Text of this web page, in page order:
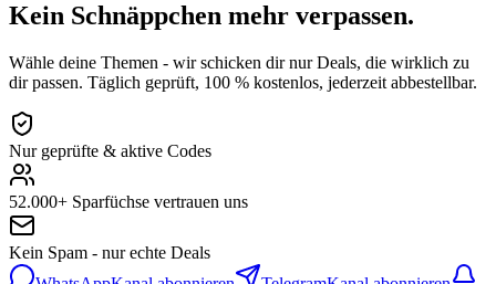
Kein Schnäppchen mehr verpassen.
Wähle deine Themen - wir schicken dir nur Deals, die wirklich zu
dir passen. Täglich geprüft, 100 % kostenlos, jederzeit abbestellbar.
Nur geprüfte & aktive Codes
52.000+ Sparfüchse vertrauen uns
Kein Spam - nur echte Deals